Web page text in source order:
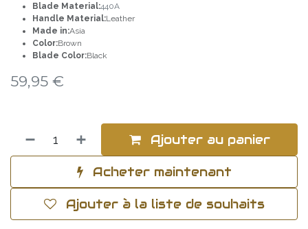
Blade Material:440A
Handle Material:Leather
Made in:Asia
Color:Brown
Blade Color:Black
59,95 €
Ajouter au panier
Acheter maintenant
Ajouter à la liste de souhaits